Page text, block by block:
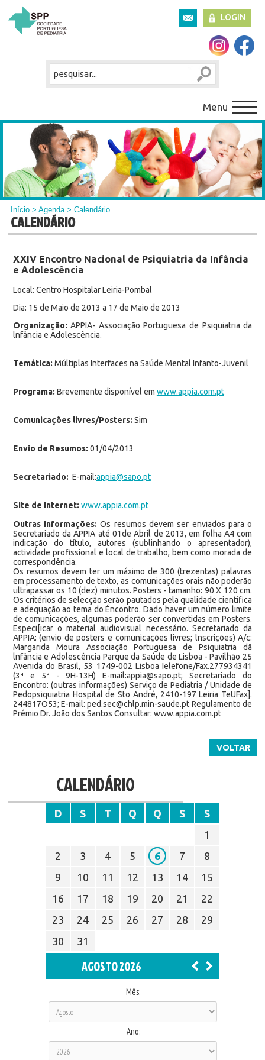
LOGIN
Menu
Início >Agenda> Calendário
CALENDÁRIO
XXIV Encontro Nacional de Psiquiatria da Infância
e Adolescência
Local: Centro Hospitalar Leiria-Pombal
Dia: 15 de Maio de 2013 a 17 de Maio de 2013
Organização: APPIA- Associação Portuguesa de Psiquiatria da
lnfância e Adolescência.
Temática: Múltiplas Interfaces na Saúde Mental Infanto-Juvenil
Programa: Brevemente disponível em www.appia.com.pt
Comunicações livres/Posters: Sim
Envio de Resumos: 01/04/2013
Secretariado: E-mail:appia@sapo.pt
Site de Internet: www.appia.com.pt
Outras Informações: Os resumos devem ser enviados para o
Secretariado da APPIA até 01de Abril de 2013, em folha A4 com
indicação do título, autores (sublinhando o apresentador),
actividade profissional e local de trabalho, bem como morada de
correspondência.
Os resumos devem ter um máximo de 300 (trezentas) palavras
em processamento de texto, as comunicações orais não poderão
ultrapassar os 10 (dez) minutos. Posters - tamanho: 90 X 120 cm.
Os critérios de selecção serão pautados pela qualidade científica
e adequação ao tema do Éncontro. Dado haver um número limite
de comunicações, algumas poderão ser convertidas em Posters.
Especi[icar o material audiovisual necessário. Secretariado da
APPIA: (envio de posters e comunicações livres; lnscrições) A/c:
Margarida Moura Associação Portuguesa de Psiquiatria dâ
lnfância e Adolescência Parque da Saúde de Lisboa - Pavilhão 25
Avenida do Brasil, 53 1749-002 Lisboa Ielefone/Fax.277934341
(3ª e 5ª - 9H-13H) E-mail:appia@sapo.pt; Secretariado do
Encontro: (outras informações) Serviço de Pediatria / Unidade de
Pedopsiquiatria Hospital de Sto André, 2410-197 Leiria TeUFax].
244817O53; E-mail:ped.sec@chlp.min-saude.pt Regulamento de
Prémio Dr. João dos Santos Consultar: www.appia.com.pt
VOLTAR
CALENDÁRIO
D S T Q Q S
S
1
2
3 4 5 6 7
8
9
10 11 12 13 14
15
16
17 18 19 20 21
22
23
24 25 26 27 28
29
30
31
AGOSTO 2026
Mês:
Ano: